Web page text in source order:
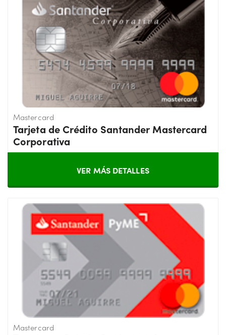
Mastercard
Tarjeta de Crédito Santander Mastercard
Corporativa
VER MÁS DETALLES
Mastercard